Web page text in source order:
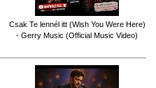
Csak Te lennél itt (Wish You Were Here)
- Gerry Music (Official Music Video)